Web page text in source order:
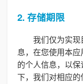
2. 存储期限
我们仅为实
息，在您使用本
的个人信息，以
下，我们对相应的